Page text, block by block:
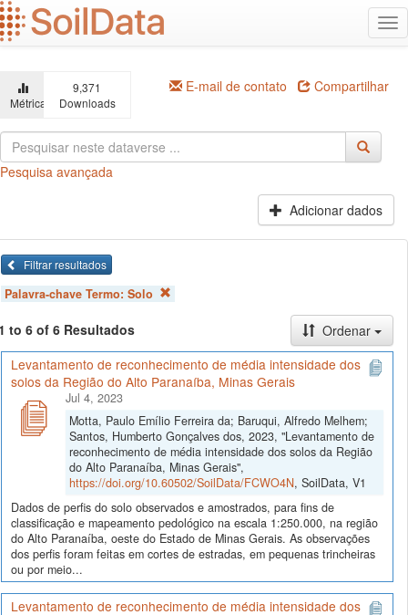
Ir
para
o
principal
Métricas
9,371
Downloads
E-mail de contato Compartilhar
Pesquisa avançada
Adicionar dados
Filtrar resultados
Palavra-chave Termo: Solo
to 6 of 6 Resultados
Ordenar
Levantamento de reconhecimento de média intensidade dos
solos da Região do Alto Paranaíba, Minas Gerais
Jul 4, 2023
Motta, Paulo Emílio Ferreira da; Baruqui, Alfredo Melhem;
Santos, Humberto Gonçalves dos, 2023, "Levantamento de
reconhecimento de média intensidade dos solos da Região
do Alto Paranaíba, Minas Gerais",
https://doi.org/10.60502/SoilData/FCWO4N, SoilData, V1
Dados de perfis do solo observados e amostrados, para fins de
classificação e mapeamento pedológico na escala 1:250.000, na região
do Alto Paranaíba, oeste do Estado de Minas Gerais. As observações
dos perfis foram feitas em cortes de estradas, em pequenas trincheiras
ou por meio...
Levantamento de reconhecimento de média intensidade dos